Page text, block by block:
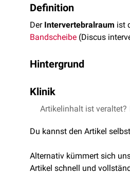
Definition
Der Intervertebralraum ist
Bandscheibe (Discus
Hintergrund
Wirbelsäule
im Röntgenbild als
Klinik
Die Höhe des Spalts lässt
Artikelinhalt ist veraltet?
Du kannst den Artikel
Alternativ kümmert sich
Artikel schnell und